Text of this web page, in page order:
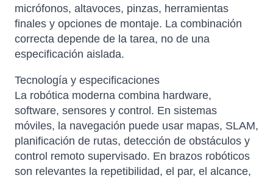
micrófonos, altavoces, pinzas, herramientas
finales y opciones de montaje. La combinación
correcta depende de la tarea, no de una
especificación aislada.
Tecnología y especificaciones
La robótica moderna combina hardware,
software, sensores y control. En sistemas
móviles, la navegación puede usar mapas, SLAM,
planificación de rutas, detección de obstáculos y
control remoto supervisado. En brazos robóticos
son relevantes la repetibilidad, el par, el alcance,